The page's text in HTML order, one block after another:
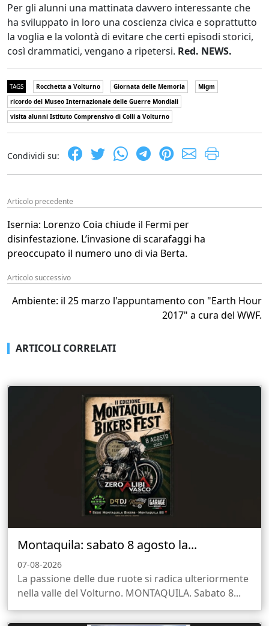
Per gli alunni una mattinata davvero interessante che
ha sviluppato in loro una coscienza civica e soprattutto
la voglia e la volontà di evitare che certi episodi storici,
così drammatici, vengano a ripetersi. Red. NEWS.
TAGS Rocchetta a Volturno Giornata delle Memoria
Migm
ricordo del Museo Internazionale delle Guerre Mondiali
visita alunni Istituto Comprensivo di Colli a Volturno
Condividi su:
Articolo precedente
Isernia: Lorenzo Coia chiude il Fermi per
disinfestazione. L’invasione di scarafaggi ha
preoccupato il numero uno di via Berta.
Articolo successivo
Ambiente: il 25 marzo l'appuntamento con "Earth Hour
2017" a cura del WWF.
ARTICOLI CORRELATI
Montaquila: sabato 8 agosto la...
07-08-2026
La passione delle due ruote si radica ulteriormente
nella valle del Volturno. MONTAQUILA. Sabato 8...